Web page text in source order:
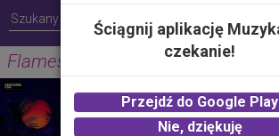
Flames
DAVID GUETTA & SIA
2.00 zł -KUP
Ściągnij aplikację
czekanie!
Przejdź do Google Play
Nie, dziękuję